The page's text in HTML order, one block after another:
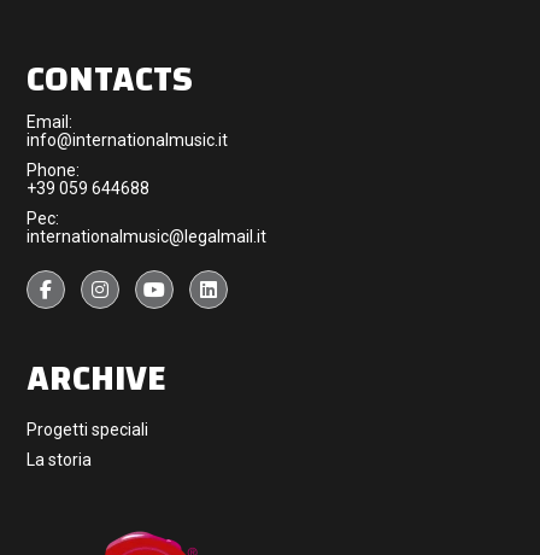
CONTACTS
Email:
info@internationalmusic.it
Phone:
+39 059 644688
Pec:
internationalmusic@legalmail.it
ARCHIVE
Progetti speciali
La storia